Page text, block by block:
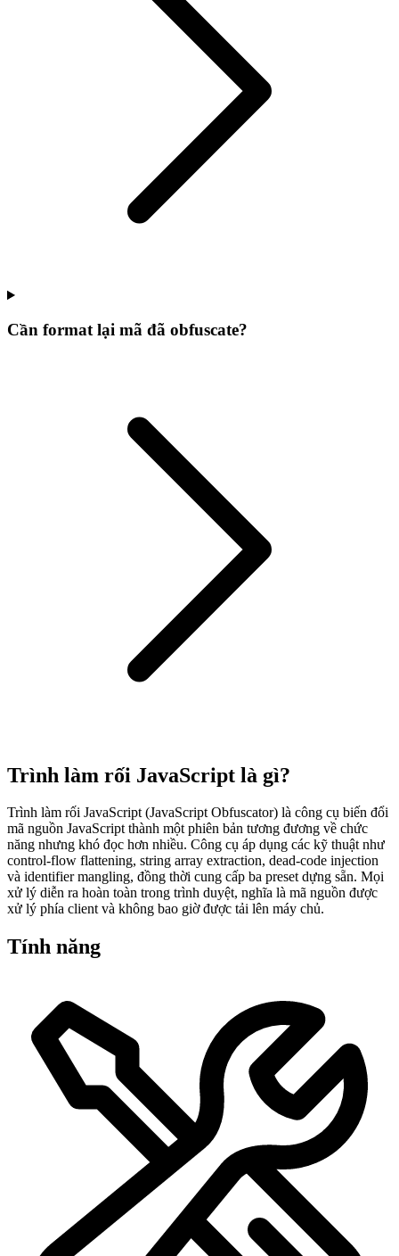
Cần format lại mã đã obfuscate?
Trình làm rối JavaScript là gì?
Trình làm rối JavaScript (JavaScript Obfuscator) là công cụ biến đổi
mã nguồn JavaScript thành một phiên bản tương đương về chức
năng nhưng khó đọc hơn nhiều. Công cụ áp dụng các kỹ thuật như
control-flow flattening, string array extraction, dead-code injection
và identifier mangling, đồng thời cung cấp ba preset dựng sẵn. Mọi
xử lý diễn ra hoàn toàn trong trình duyệt, nghĩa là mã nguồn được
xử lý phía client và không bao giờ được tải lên máy chủ.
Tính năng